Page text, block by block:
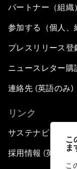
こ
ま
こ
パートナー（組織
参加する（個人、
プレスリリース登
ニュースレター購
連絡先 (英語のみ)
リンク
サステナビリティ
採用情報 (英語の